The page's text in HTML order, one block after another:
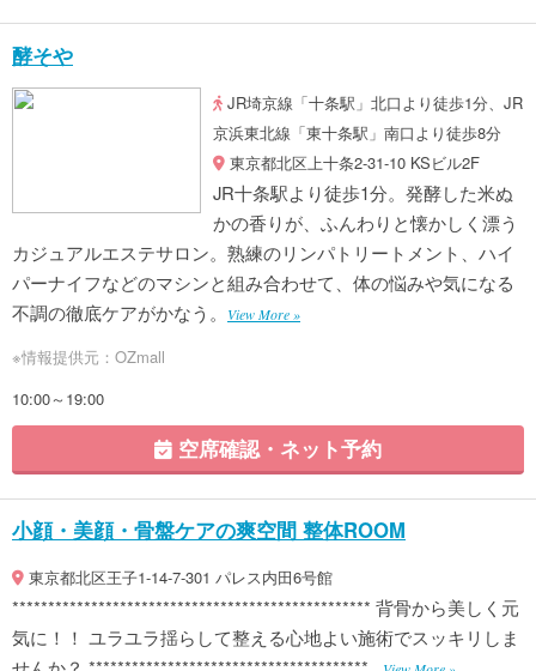
酵そや
JR埼京線「十条駅」北口より徒歩1分、JR
京浜東北線「東十条駅」南口より徒歩8分
東京都北区上十条2-31-10 KSビル2F
JR十条駅より徒歩1分。発酵した米ぬ
かの香りが、ふんわりと懐かしく漂う
カジュアルエステサロン。熟練のリンパトリートメント、ハイ
パーナイフなどのマシンと組み合わせて、体の悩みや気になる
不調の徹底ケアがかなう。
View More »
※情報提供元：OZmall
10:00～19:00
空席確認・ネット予約
小顔・美顔・骨盤ケアの爽空間 整体ROOM
東京都北区王子1-14-7-301 パレス内田6号館
************************************************** 背骨から美しく元
気に！！ ユラユラ揺らして整える心地よい施術でスッキリしま